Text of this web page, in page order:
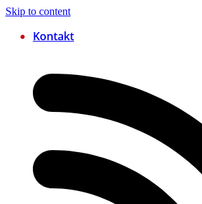
Skip to content
Kontakt